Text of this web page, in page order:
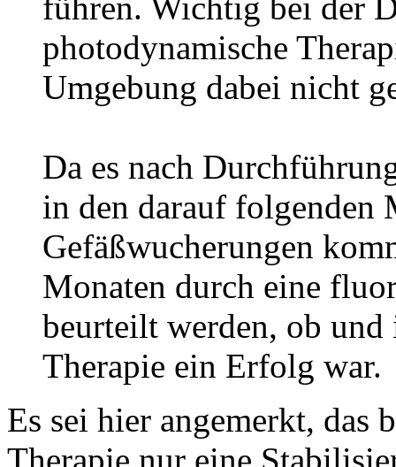
photodynamische
Umgebung dabei nicht
Da es nach
in den darauf folgenden
Gefäßwucherungen
Monaten durch eine
beurteilt werden, ob
Therapie ein Erfolg war.
Es sei hier angemerkt, das